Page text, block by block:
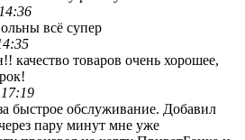
всё супер
качество товаров очень хорошее,
быстрое обслуживание. Добавил
пару минут мне уже